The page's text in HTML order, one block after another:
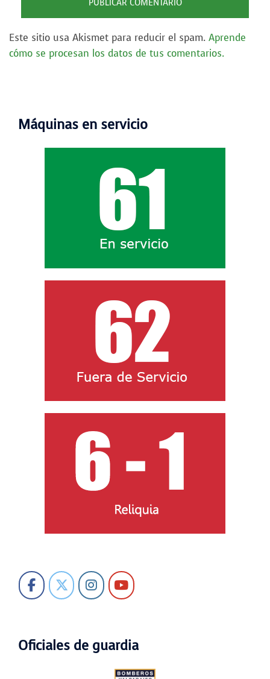
Este sitio usa Akismet para reducir el spam. Aprende
cómo se procesan los datos de tus comentarios.
Máquinas en servicio
Oficiales de guardia